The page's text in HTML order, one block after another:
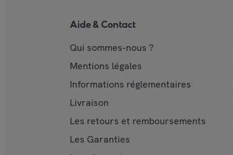
Aide & Contact
Qui sommes-nous ?
Mentions légales
Informations réglementaires
Livraison
Les retours et remboursements
Les Garanties